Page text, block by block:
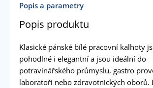
Popis a parametry
Popis produktu
Klasické pánské bílé pracovní kalhoty
pohodlné i elegantní a jsou ideální do
potravinářského průmyslu, gastro
laboratoří nebo zdravotnických oborů.